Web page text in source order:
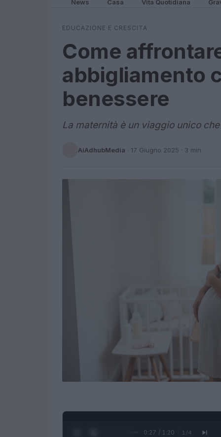
News Casa Vita Quotidiana
EDUCAZIONE E CRESCITA
Come
abbigliamento
benessere
La maternità è un viaggio unico
AiAdhubMedia · 17 Giugno 2025 · 3 min
0:28 / 1:20 1 /4